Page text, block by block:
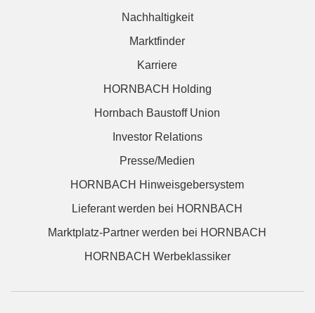
Nachhaltigkeit
Marktfinder
Karriere
HORNBACH Holding
Hornbach Baustoff Union
Investor Relations
Presse/Medien
HORNBACH Hinweisgebersystem
Lieferant werden bei HORNBACH
Marktplatz-Partner werden bei HORNBACH
HORNBACH Werbeklassiker